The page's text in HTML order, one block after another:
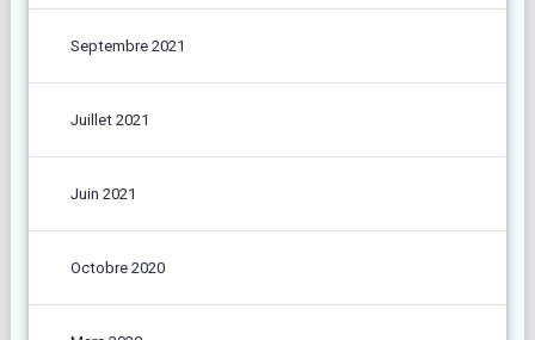
Septembre 2021
Juillet 2021
Juin 2021
Octobre 2020